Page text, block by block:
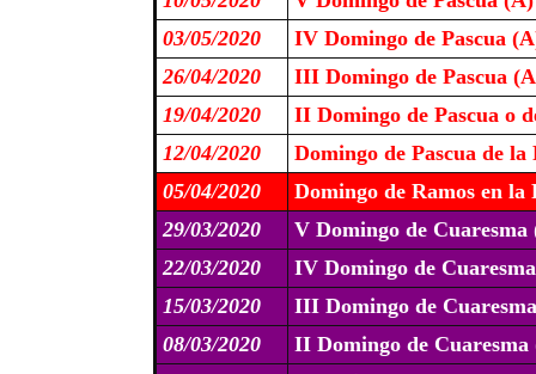
03/05/2020
IV Domingo de Pascua
26/04/2020
III Domingo de Pascua
19/04/2020
II Domingo de Pascua o
12/04/2020
Domingo de Pascua de
05/04/2020
Domingo de Ramos en la
29/03/2020
V Domingo de Cuaresma
22/03/2020
IV Domingo de
15/03/2020
III Domingo de
08/03/2020
II Domingo de Cuaresma